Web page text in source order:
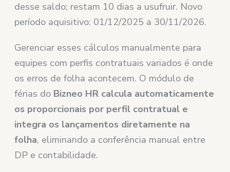
desse saldo; restam 10 dias a usufruir. Novo
período aquisitivo: 01/12/2025 a 30/11/2026.
Gerenciar esses cálculos manualmente para
equipes com perfis contratuais variados é onde
os erros de folha acontecem. O módulo de
férias do Bizneo HR calcula automaticamente
os proporcionais por perfil contratual e
integra os lançamentos diretamente na
folha, eliminando a conferência manual entre
DP e contabilidade.